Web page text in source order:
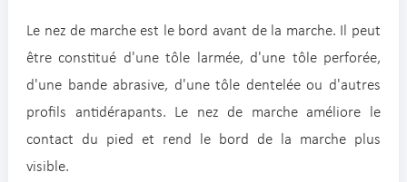
Le nez de marche est le bord avant de la marche. Il peut
être constitué d'une tôle larmée, d'une tôle perforée,
d'une bande abrasive, d'une tôle dentelée ou d'autres
profils antidérapants. Le nez de marche améliore le
contact du pied et rend le bord de la marche plus
visible.